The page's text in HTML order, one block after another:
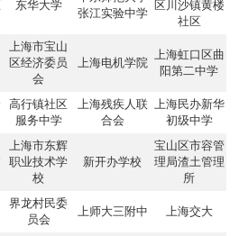
东华大学
张江实验中学
区川沙镇黄楼
社区
上海市宝山
区经济委员
会
上海电机学院
上海虹口区曲
阳第二中学
高行镇社区
服务中学
上海残疾人联
合会
上海民办新华
初级中学
上海市东辉
职业技术学
校
新开办学校
宝山区市容管
理局渣土管理
所
界龙村民委
员会
上师大三附中 上海交大